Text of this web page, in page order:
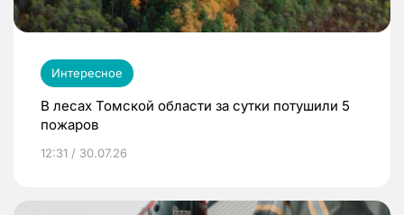
Интересное
В лесах Томской области за сутки потушили 5
пожаров
12:31 / 30.07.26